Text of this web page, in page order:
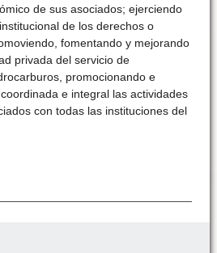
de sus asociados; ejerciendo
de los derechos o
fomentando y mejorando
privada del servicio de
promocionando e
e integral las actividades
con todas las instituciones del